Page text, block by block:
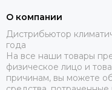
О компании
Дистрибьютор
года
На все наши товары
физическое лицо и
причинам, вы можете